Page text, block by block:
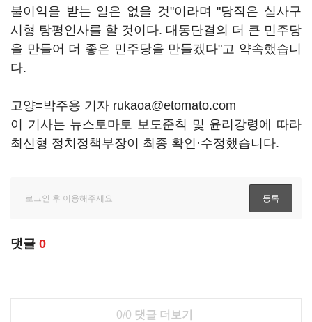
불이익을 받는 일은 없을 것"이라며 "당직은 실사구
시형 탕평인사를 할 것이다. 대동단결의 더 큰 민주당
을 만들어 더 좋은 민주당을 만들겠다"고 약속했습니
다.
고양=박주용 기자 rukaoa@etomato.com
이 기사는 뉴스토마토 보도준칙 및 윤리강령에 따라
최신형 정치정책부장이 최종 확인·수정했습니다.
댓글 0
0/0 댓글 더보기